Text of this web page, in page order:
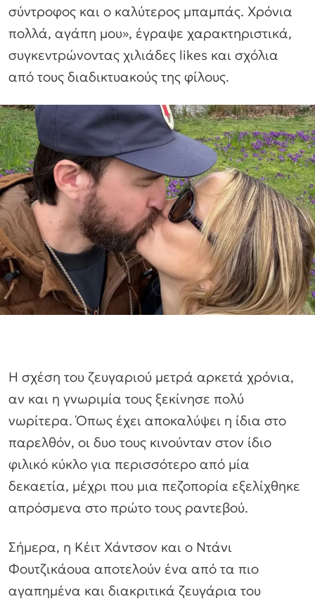
σύντροφος και ο καλύτερος μπαμπάς. Χρόνια
πολλά, αγάπη μου», έγραψε χαρακτηριστικά,
συγκεντρώνοντας χιλιάδες likes και σχόλια
από τους διαδικτυακούς της φίλους.
Η σχέση του ζευγαριού μετρά αρκετά χρόνια,
αν και η γνωριμία τους ξεκίνησε πολύ
νωρίτερα. Όπως έχει αποκαλύψει η ίδια στο
παρελθόν, οι δυο τους κινούνταν στον ίδιο
φιλικό κύκλο για περισσότερο από μία
δεκαετία, μέχρι που μια πεζοπορία εξελίχθηκε
απρόσμενα στο πρώτο τους ραντεβού.
Σήμερα, η Κέιτ Χάντσον και ο Ντάνι
Φουτζικάουα αποτελούν ένα από τα πιο
αγαπημένα και διακριτικά ζευγάρια του